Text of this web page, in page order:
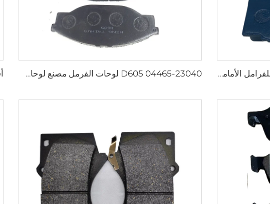
سعر المصنع قطع غيار سيارات خزفية للفرامل الأمامية لسيارات لكزس kd 2722 D605 04465-23040 لوحات الفرمل مصنع لوحات الفرمل القرصية لسيارات تويوتا لوحات الفرمل الأصلية